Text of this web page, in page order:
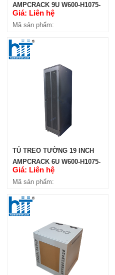
AMPCRACK 9U W600-H1075-
D600
Giá: Liên hệ
Mã sản phẩm:
TỦ TREO TƯỜNG 19 INCH
AMPCRACK 6U W600-H1075-
D400
Giá: Liên hệ
Mã sản phẩm: